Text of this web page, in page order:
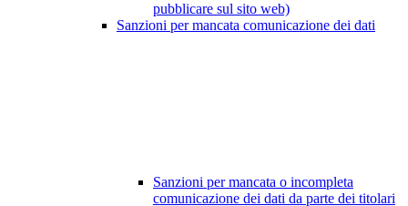
pubblicare sul sito web)
Sanzioni per mancata comunicazione dei dati
Sanzioni per mancata o incompleta
comunicazione dei dati da parte dei titolari